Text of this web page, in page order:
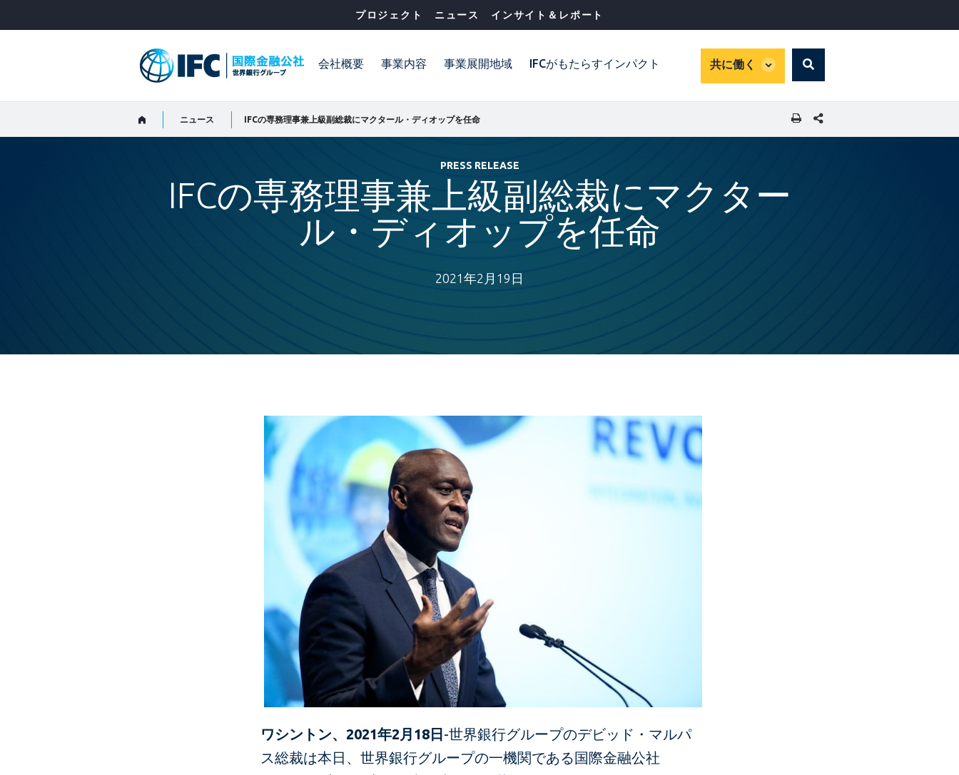
プロジェクト ニュース インサイト＆レポート
会社概要 事業内容 事業展開地域 IFCがもたらすインパクト 共に働く
global
Search
ニュース IFCの専務理事兼上級副総裁にマクタール・ディオップを任命 SHARE THIS PAGE
PRESS RELEASE
IFCの専務理事兼上級副総裁にマクター
ル・ディオップを任命
2021年2月19日
ワシントン、2021年2月18日 -世界銀行グループのデビッド・マルパ
ス総裁は本日、世界銀行グループの一機関である国際金融公社